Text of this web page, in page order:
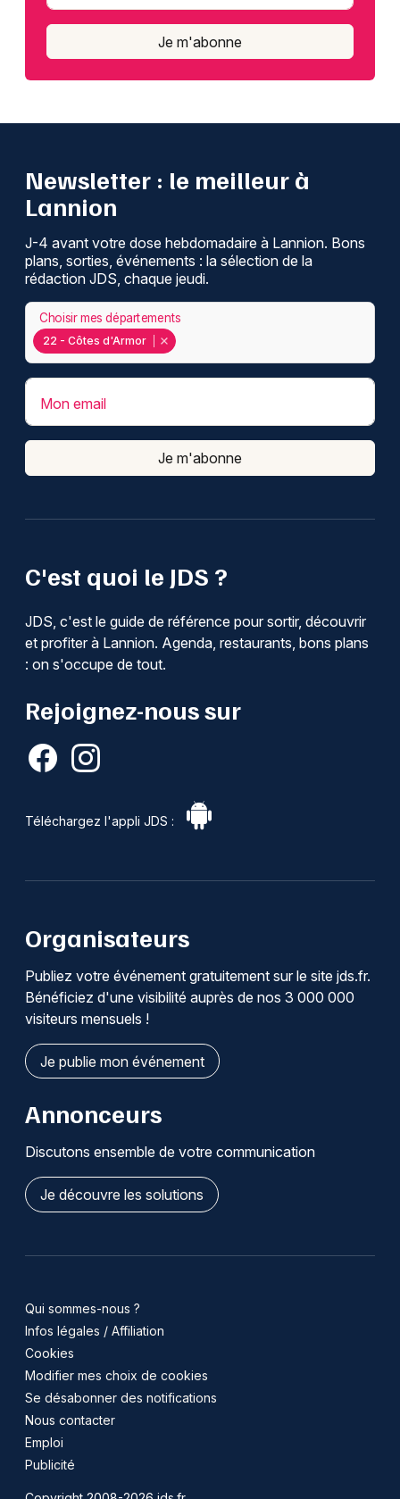
Je m'abonne
C'est quoi le JDS ?
JDS, c'est le guide de référence pour sortir, découvrir
et profiter à Lannion. Agenda, restaurants, bons plans
: on s'occupe de tout.
Rejoignez-nous sur
Téléchargez l'appli JDS :
Newsletter : le meilleur à
Lannion
J-4 avant votre dose hebdomadaire à Lannion. Bons
plans, sorties, événements : la sélection de la
rédaction JDS, chaque jeudi.
22 - Côtes d'Armor
Choisir mes départements
Mon email
Je m'abonne
Organisateurs
Publiez votre événement gratuitement sur le site jds.fr.
Bénéficiez d'une visibilité auprès de nos 3 000 000
visiteurs mensuels !
Je publie mon événement
Annonceurs
Discutons ensemble de votre communication
Je découvre les solutions
Qui sommes-nous ?
Infos légales / Affiliation
Cookies
Modifier mes choix de cookies
Se désabonner des notifications
Nous contacter
Emploi
Publicité